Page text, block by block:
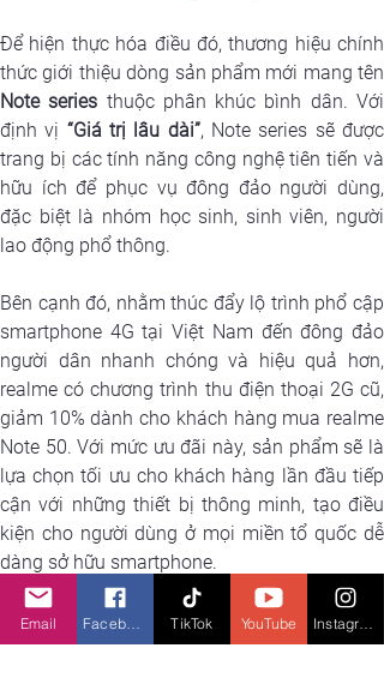
Để hiện thực hóa điều đó, thương hiệu chính
Note series thuộc phân khúc bình dân. Với
định vị “Giá trị lâu dài”, Note series sẽ được
trang bị các tính năng công nghệ tiên tiến và
hữu ích để phục vụ đông đảo người dùng,
đặc biệt là nhóm học sinh, sinh viên, người
lao động phổ thông.
Bên cạnh đó, nhằm thúc đẩy lộ trình phổ cập
smartphone 4G tại Việt Nam đến đông đảo
người dân nhanh chóng và hiệu quả hơn,
realme có chương trình thu điện thoại 2G cũ,
giảm 10% dành cho khách hàng mua realme
Note 50. Với mức ưu đãi này, sản phẩm sẽ là
lựa chọn tối ưu cho khách hàng lần đầu tiếp
cận với những thiết bị thông minh, tạo điều
kiện cho người dùng ở mọi miền tổ quốc dễ
dàng sở hữu smartphone.
Điều này cũng nhất quán với tinh thần mà
Email TikTok YouTube